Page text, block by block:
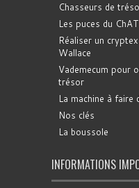
Chasseurs de
Les puces du ChAT
Réaliser un
Wallace
Vademecum pour
trésor
La machine à faire
Nos clés
La boussole
INFORMATIONS